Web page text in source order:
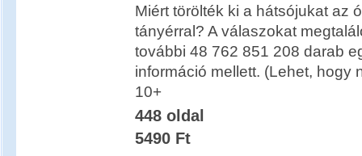
Miért törölték ki a hátsójukat az
tányérral? A válaszokat
további 48 762 851 208 darab
információ mellett. (Lehet, hogy
10+
448 oldal
5490 Ft